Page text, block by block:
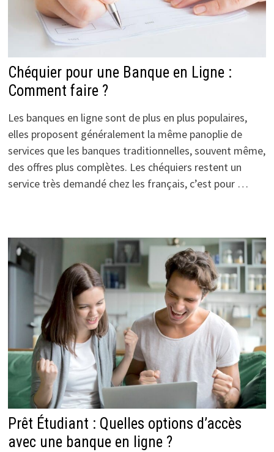
Chéquier pour une Banque en Ligne :
Comment faire ?
Les banques en ligne sont de plus en plus populaires,
elles proposent généralement la même panoplie de
services que les banques traditionnelles, souvent même,
des offres plus complètes. Les chéquiers restent un
service très demandé chez les français, c’est pour …
Prêt Étudiant : Quelles options d’accès
avec une banque en ligne ?